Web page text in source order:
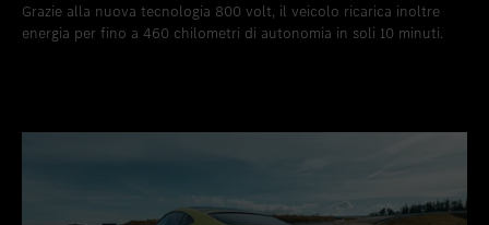
Grazie alla nuova tecnologia 800 volt, il veicolo ricarica inoltre
energia per fino a 460 chilometri di autonomia in soli 10 minuti.